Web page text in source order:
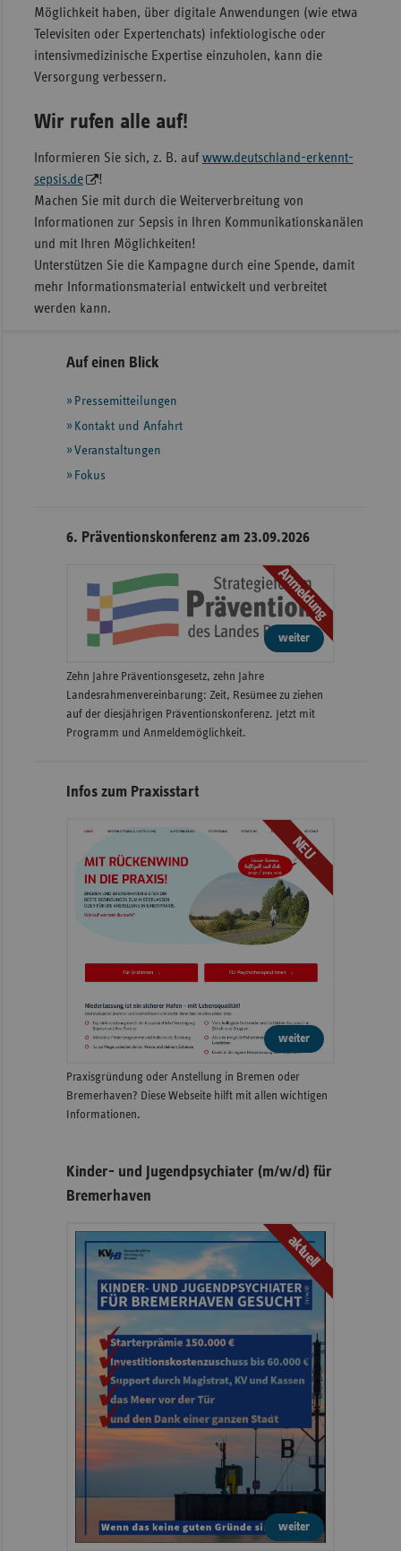
Möglichkeit haben, über digitale Anwendungen (wie etwa
Televisiten oder Expertenchats) infektiologische oder
intensivmedizinische Expertise einzuholen, kann die
Versorgung verbessern.
Wir rufen alle auf!
Informieren Sie sich, z. B. aufwww.deutschland-erkennt-
sepsis.de
!
Machen Sie mit durch die Weiterverbreitung von
Informationen zur Sepsis in Ihren Kommunikationskanälen
und mit Ihren Möglichkeiten!
Unterstützen Sie die Kampagne durch eine Spende, damit
mehr Informationsmaterial entwickelt und verbreitet
werden kann.
Seitennavigation
Seitenleiste
weiteren
Informationen
Auf einen Blick
Pressemitteilungen
Kontakt und Anfahrt
Veranstaltungen
Fokus
6. Präventionskonferenz am 23.09.2026
Anmeldung
weiter
Zehn Jahre Präventionsgesetz, zehn Jahre
Landesrahmenvereinbarung: Zeit, Resümee zu ziehen
auf der diesjährigen Präventionskonferenz. Jetzt mit
Programm und Anmeldemöglichkeit.
Infos zum Praxisstart
NEU
weiter
Praxisgründung oder Anstellung in Bremen oder
Bremerhaven? Diese Webseite hilft mit allen wichtigen
Informationen.
Kinder- und Jugendpsychiater (m/w/d) für
Bremerhaven
aktuell
weiter